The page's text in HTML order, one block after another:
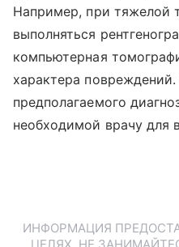
Например, при тяжелой
выполняться
компьютерная
характера
предполагаемого
необходимой врачу для
ИНФОРМАЦИЯ